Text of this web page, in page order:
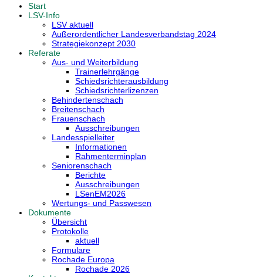
Start
LSV-Info
LSV aktuell
Außerordentlicher Landesverbandstag 2024
Strategiekonzept 2030
Referate
Aus- und Weiterbildung
Trainerlehrgänge
Schiedsrichterausbildung
Schiedsrichterlizenzen
Behindertenschach
Breitenschach
Frauenschach
Ausschreibungen
Landesspielleiter
Informationen
Rahmenterminplan
Seniorenschach
Berichte
Ausschreibungen
LSenEM2026
Wertungs- und Passwesen
Dokumente
Übersicht
Protokolle
aktuell
Formulare
Rochade Europa
Rochade 2026